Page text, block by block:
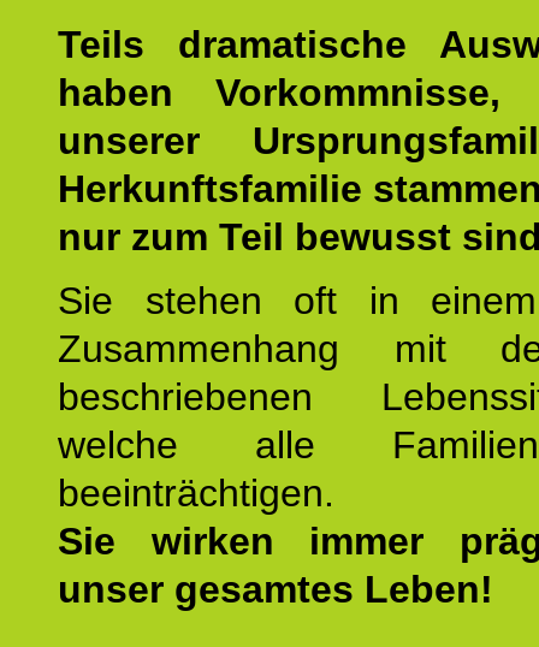
Teils dramatische
haben
unserer
Herkunftsfamilie
nur zum Teil bewusst
Sie stehen oft in
Zusammenhang mit
beschriebenen
welche alle
beeinträchtigen.
Sie wirken immer
unser gesamtes Leben!